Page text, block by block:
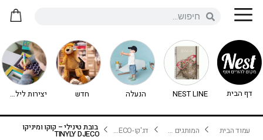
דף הבית NEST LINE הנעלה חדש יצירות לילדים - יצירה לילדים
עמוד הבית המותגים שלנו דג'קו-DJECO נימיגו בובת טינילי – קוקו ומיניקו
TINYLY DJECO